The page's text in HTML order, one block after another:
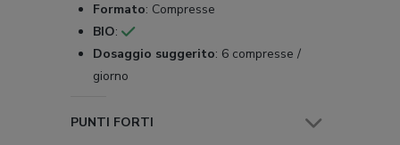
Formato: Compresse
BIO:
Dosaggio suggerito: 6 compresse /
giorno
PUNTI FORTI